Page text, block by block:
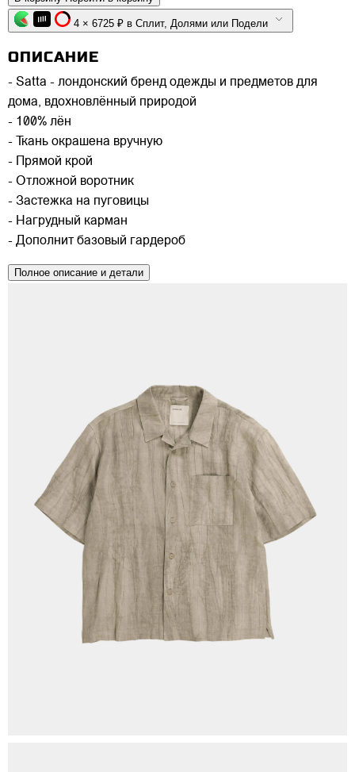
4 × 6725 ₽ в Сплит, Долями или Подели
ОПИСАНИЕ
- Satta - лондонский бренд одежды и предметов для
дома, вдохновлённый природой
- 100% лён
- Ткань окрашена вручную
- Прямой крой
- Отложной воротник
- Застежка на пуговицы
- Нагрудный карман
- Дополнит базовый гардероб
Полное описание и детали